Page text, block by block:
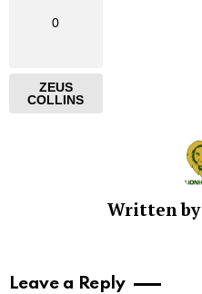
0
ZEUS
COLLINS
Written by
Leave a Reply